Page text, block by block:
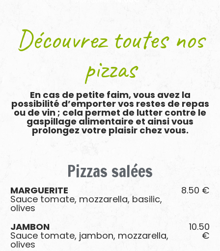
DISTRIBUTEUR PARTENAIRE
CONTACT
Découvrez toutes nos
pizzas
En cas de petite faim, vous avez la
possibilité d’emporter vos restes de repas
ou de vin ; cela permet de lutter contre le
gaspillage alimentaire et ainsi vous
prolongez votre plaisir chez vous.
Pizzas salées
MARGUERITE
Sauce tomate, mozzarella, basilic,
olives
8.50 €
JAMBON
Sauce tomate, jambon, mozzarella,
olives
10.50
€